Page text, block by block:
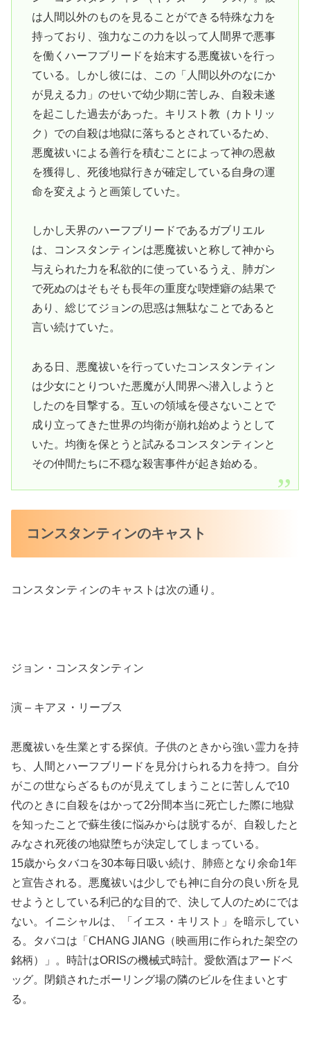
は人間以外のものを見ることができる特殊な力を
持っており、強力なこの力を以って人間界で悪事
を働くハーフブリードを始末する悪魔祓いを行っ
ている。しかし彼には、この「人間以外のなにか
が見える力」のせいで幼少期に苦しみ、自殺未遂
を起こした過去があった。キリスト教（カトリッ
ク）での自殺は地獄に落ちるとされているため、
悪魔祓いによる善行を積むことによって神の恩赦
を獲得し、死後地獄行きが確定している自身の運
命を変えようと画策していた。
しかし天界のハーフブリードであるガブリエル
は、コンスタンティンは悪魔祓いと称して神から
与えられた力を私欲的に使っているうえ、肺ガン
で死ぬのはそもそも長年の重度な喫煙癖の結果で
あり、総じてジョンの思惑は無駄なことであると
言い続けていた。
ある日、悪魔祓いを行っていたコンスタンティン
は少女にとりついた悪魔が人間界へ潜入しようと
したのを目撃する。互いの領域を侵さないことで
成り立ってきた世界の均衛が崩れ始めようとして
いた。均衡を保とうと試みるコンスタンティンと
その仲間たちに不穏な殺害事件が起き始める。
コンスタンティンのキャスト
コンスタンティンのキャストは次の通り。
ジョン・コンスタンティン
演 – キアヌ・リーブス
悪魔祓いを生業とする探偵。子供のときから強い霊力を持
ち、人間とハーフブリードを見分けられる力を持つ。自分
がこの世ならざるものが見えてしまうことに苦しんで10
代のときに自殺をはかって2分間本当に死亡した際に地獄
を知ったことで蘇生後に悩みからは脱するが、自殺したと
みなされ死後の地獄堕ちが決定してしまっている。
15歳からタバコを30本毎日吸い続け、肺癌となり余命1年
と宣告される。悪魔祓いは少しでも神に自分の良い所を見
せようとしている利己的な目的で、決して人のためにでは
ない。イニシャルは、「イエス・キリスト」を暗示してい
る。タバコは「CHANG JIANG（映画用に作られた架空の
銘柄）」。時計はORISの機械式時計。愛飲酒はアードベ
ッグ。閉鎖されたボーリング場の隣のビルを住まいとす
る。